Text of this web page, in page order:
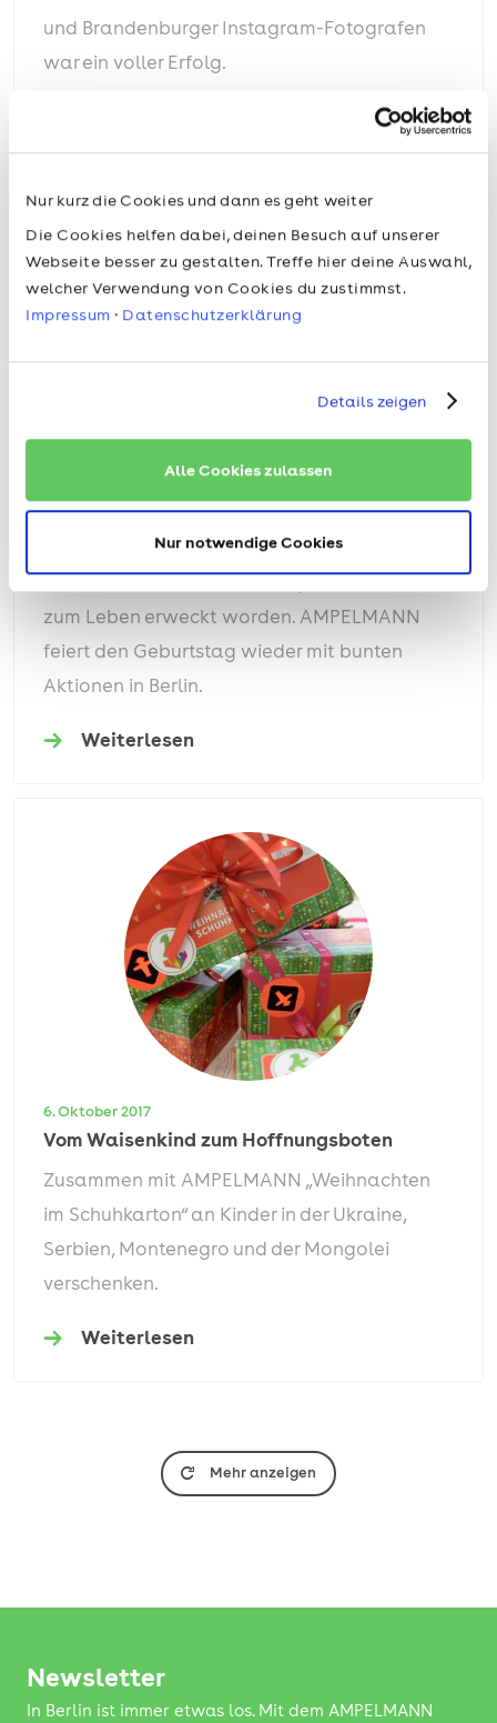
Nur kurz die Cookies und dann es geht weiter
Die Cookies helfen dabei, deinen Besuch auf unserer
Webseite besser zu gestalten. Treffe hier deine Auswahl,
welcher Verwendung von Cookies du zustimmst.
Impressum · Datenschutzerklärung
Details zeigen
Alle Cookies zulassen
Nur notwendige Cookies
und Brandenburger Instagram-Fotografen
war ein voller Erfolg.
Ost-Ampelmännchen feiern ihren 56.
Am 13.10.1961 sind die Ost-Ampelmännchen
zum Leben erweckt worden. AMPELMANN
feiert den Geburtstag wieder mit bunten
Aktionen in Berlin.
Weiterlesen
6. Oktober 2017
Vom Waisenkind zum Hoffnungsboten
Zusammen mit AMPELMANN „Weihnachten
im Schuhkarton“ an Kinder in der Ukraine,
Serbien, Montenegro und der Mongolei
verschenken.
Weiterlesen
Mehr anzeigen
Newsletter
In Berlin ist immer etwas los. Mit dem AMPELMANN